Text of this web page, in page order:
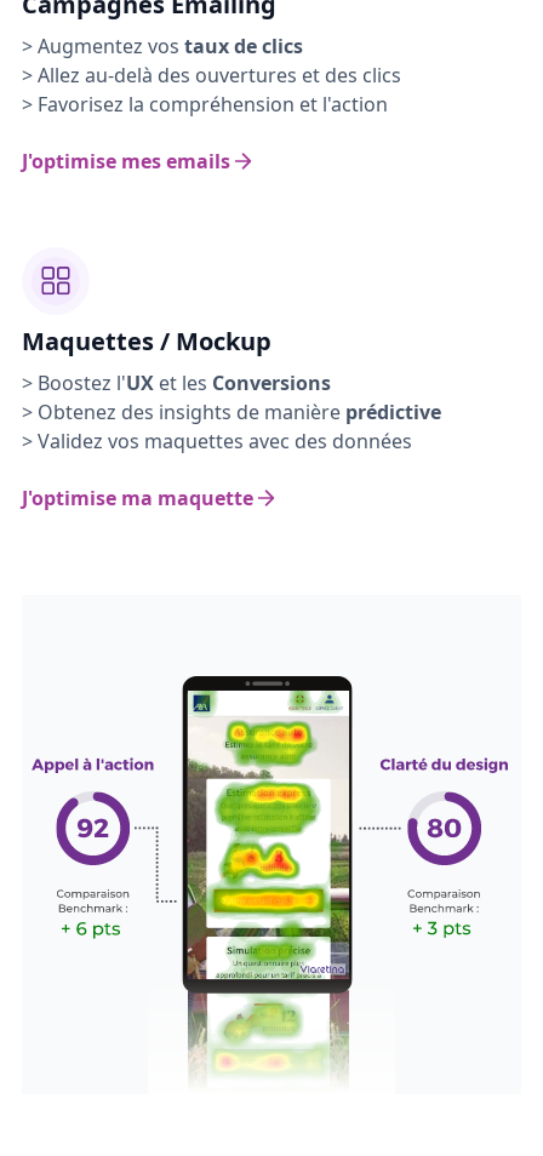
> Augmentez vos taux de clics
> Allez au-delà des ouvertures et des clics
> Favorisez la compréhension et l'action
J'optimise mes emails
Maquettes / Mockup
> Boostez l'UX et les Conversions
> Obtenez des insights de manière prédictive
> Validez vos maquettes avec des données
J'optimise ma maquette